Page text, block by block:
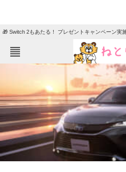
🎁 Switch 2もあたる！ プレゼントキャンペーン実
ねとらぼメニュー
ニ
エンタメ クイズ
グルメ 地域
住まい 教
動物 リサ